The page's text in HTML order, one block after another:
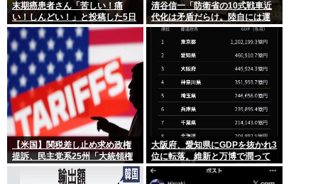
末期癌患者さん「苦しい！痛
い！しんどい！」と投稿した5日
後に穏やかに旅立つ
清谷信一「防衛省の10式戦車近
代化は矛盾だらけ。陸自には運
用理念もコスト意識もない」
【米国】関税差し止め求め政権
提訴、民主党系25州「大統領権
限逸脱」
大阪府、愛知県にGDPを抜かれ3
位に転落。維新と万博で潤って
るはずじゃ…